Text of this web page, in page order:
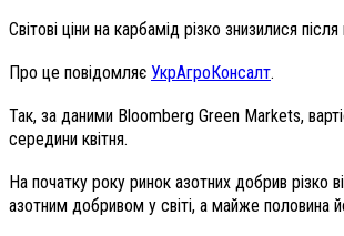
Світові ціни на карбамід різко знизилися
Про це повідомляє УкрАгроКонсалт.
Так, за даними Bloomberg Green Markets,
середини квітня.
На початку року ринок азотних добрив різко
азотним добривом у світі, а майже половина